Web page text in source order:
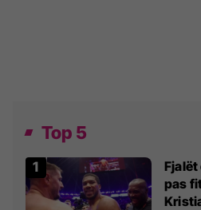
Top 5
Fjalët
pas